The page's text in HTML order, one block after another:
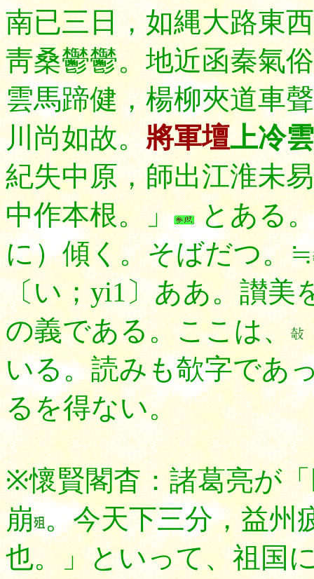
南已三日，如縄大路東
靑桑鬱鬱。地近函秦氣
雲馬蹄健，楊柳夾道車
川尚如故。將軍壇上冷
紀失中原，師出江淮未
中作本根。」
とある
に）傾く。そばだつ。≒
〔い；yi1〕ああ。讃美
の義である。ここは、
いる。読みも欹字であ
るを得ない。
※懷賢閣杳：諸葛亮が
崩 。今天下三分，益州
也。」といって、祖国